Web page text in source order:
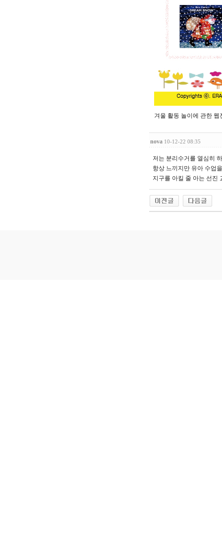
겨울 활동 놀이에 관한 웹
nova 10-12-22 08:35
저는 분리수거를 열심히
항상 느끼지만 유아 수업
지구를 아킬 줄 아는 선진